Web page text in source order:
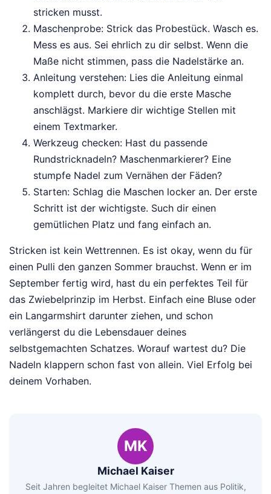
stricken musst.
Maschenprobe: Strick das Probestück. Wasch es.
Mess es aus. Sei ehrlich zu dir selbst. Wenn die
Maße nicht stimmen, pass die Nadelstärke an.
Anleitung verstehen: Lies die Anleitung einmal
komplett durch, bevor du die erste Masche
anschlägst. Markiere dir wichtige Stellen mit
einem Textmarker.
Werkzeug checken: Hast du passende
Rundstricknadeln? Maschenmarkierer? Eine
stumpfe Nadel zum Vernähen der Fäden?
Starten: Schlag die Maschen locker an. Der erste
Schritt ist der wichtigste. Such dir einen
gemütlichen Platz und fang einfach an.
Stricken ist kein Wettrennen. Es ist okay, wenn du für
einen Pulli den ganzen Sommer brauchst. Wenn er im
September fertig wird, hast du ein perfektes Teil für
das Zwiebelprinzip im Herbst. Einfach eine Bluse oder
ein Langarmshirt darunter ziehen, und schon
verlängerst du die Lebensdauer deines
selbstgemachten Schatzes. Worauf wartest du? Die
Nadeln klappern schon fast von allein. Viel Erfolg bei
deinem Vorhaben.
MK
Michael Kaiser
Seit Jahren begleitet Michael Kaiser Themen aus Politik,